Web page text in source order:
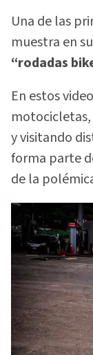
Una de las
muestra en
“rodadas
En estos
y visitando
forma parte
de la